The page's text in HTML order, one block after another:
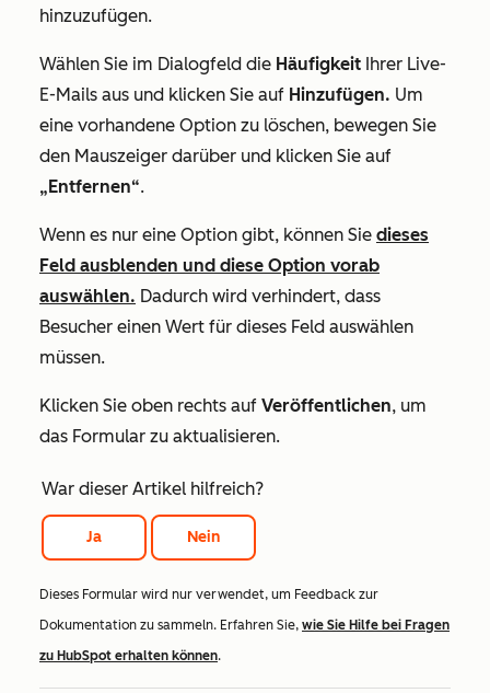
hinzuzufügen.
Wählen Sie im Dialogfeld die Häufigkeit Ihrer Live-
E-Mails aus und klicken Sie auf Hinzufügen. Um
eine vorhandene Option zu löschen, bewegen Sie
den Mauszeiger darüber und klicken Sie auf
„Entfernen“.
Wenn es nur eine Option gibt, können Sie dieses
Feld ausblenden und diese Option vorab
auswählen. Dadurch wird verhindert, dass
Besucher einen Wert für dieses Feld auswählen
müssen.
Klicken Sie oben rechts auf Veröffentlichen, um
das Formular zu aktualisieren.
War dieser Artikel hilfreich?
Ja Nein
Dieses Formular wird nur verwendet, um Feedback zur
Dokumentation zu sammeln. Erfahren Sie, wie Sie Hilfe bei Fragen
zu HubSpot erhalten können.